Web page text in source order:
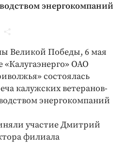
энергокомпаний
Великой Победы, 6 мая
«Калугаэнерго» ОАО
состоялась
калужских ветеранов-
энергокомпаний
участие Дмитрий
филиала